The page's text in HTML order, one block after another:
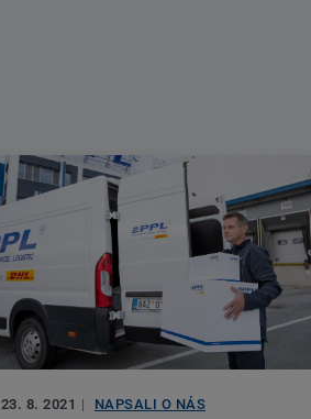
23. 8. 2021 | NAPSALI O NÁS